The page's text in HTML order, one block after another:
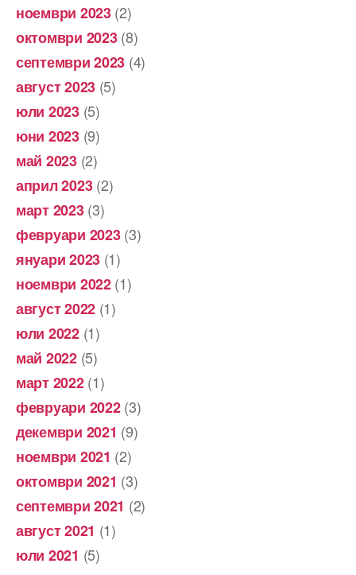
ноември 2023(2)
октомври 2023(8)
септември 2023 (4)
август 2023 (5)
юли 2023(5)
юни 2023(9)
май 2023(2)
април 2023(2)
март 2023(3)
февруари 2023(3)
януари 2023 (1)
ноември 2022(1)
август 2022 (1)
юли 2022(1)
май 2022(5)
март 2022(1)
февруари 2022(3)
декември 2021 (9)
ноември 2021 (2)
октомври 2021 (3)
септември 2021 (2)
август 2021 (1)
юли 2021 (5)